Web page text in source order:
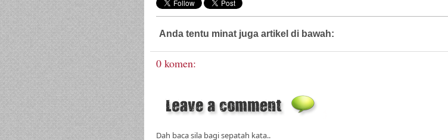
Anda tentu minat juga artikel di bawah:
0 komen:
Dah baca sila bagi sepatah kata..